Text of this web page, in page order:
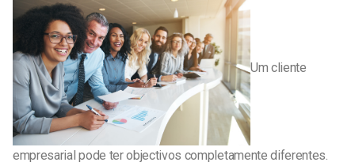
Um cliente
empresarial pode ter objectivos completamente diferentes.